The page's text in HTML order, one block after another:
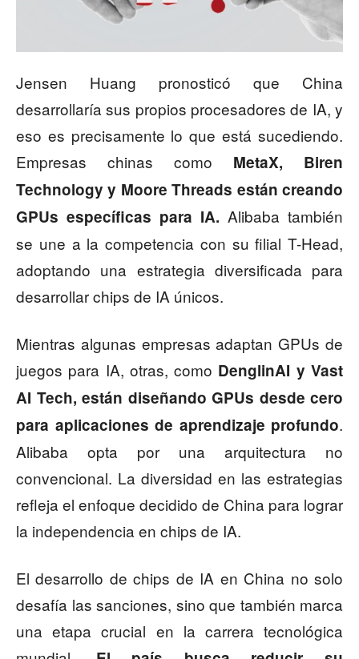
Jensen Huang pronosticó que China
desarrollaría sus propios procesadores de IA, y
eso es precisamente lo que está sucediendo.
Empresas chinas como MetaX, Biren
Technology y Moore Threads están creando
GPUs específicas para IA. Alibaba también
se une a la competencia con su filial T-Head,
adoptando una estrategia diversificada para
desarrollar chips de IA únicos.
Mientras algunas empresas adaptan GPUs de
juegos para IA, otras, como DenglinAI y Vast
AI Tech, están diseñando GPUs desde cero
para aplicaciones de aprendizaje profundo.
Alibaba opta por una arquitectura no
convencional. La diversidad en las estrategias
refleja el enfoque decidido de China para lograr
la independencia en chips de IA.
El desarrollo de chips de IA en China no solo
desafía las sanciones, sino que también marca
una etapa crucial en la carrera tecnológica